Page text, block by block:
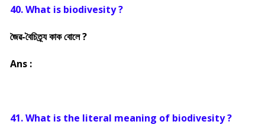
40. What is biodivesity ?
জৈৱ-বৈচিত্ৰ্য কাক বোলে ?
Ans :
41. What is the literal meaning of biodivesity ?